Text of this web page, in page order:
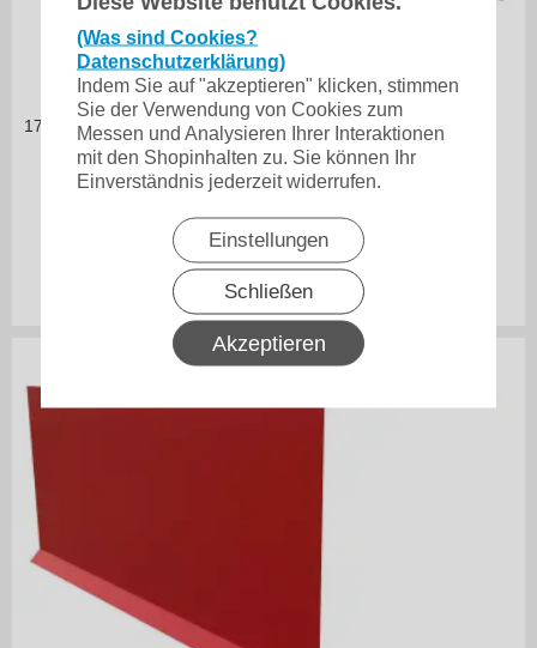
(Was sind Cookies?
Datenschutzerklärung)
Indem Sie auf "akzeptieren" klicken, stimmen
Sie der Verwendung von Cookies zum
Messen und Analysieren Ihrer Interaktionen
mit den Shopinhalten zu. Sie können Ihr
Einverständnis jederzeit widerrufen.
Einstellungen
Schließen
Akzeptieren
in vielen Varianten
17,46 € je m
inkl. 19% MwSt.zzgl. Versand
34,92€